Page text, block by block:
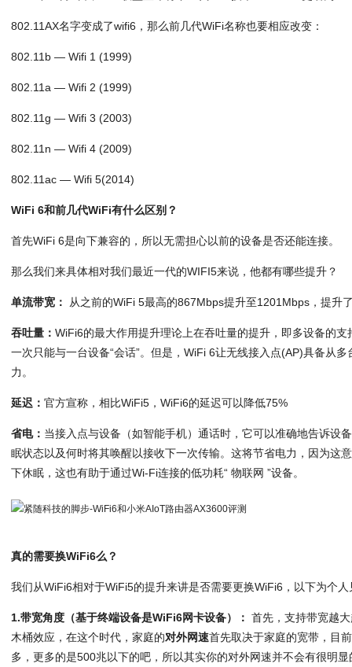
802.11AX名字变成了wifi6，那么前几代WiFi名称也要相应改变：
802.11b — Wifi 1 (1999)
802.11a — Wifi 2 (1999)
802.11g — Wifi 3 (2003)
802.11n — Wifi 4 (2009)
802.11ac — Wifi 5(2014)
WiFi 6和前几代WiFi有什么区别？
首先WiFi 6是向下兼容的，所以无需担心以前的设备是否还能连接。
那么我们来具体相对我们最近一代的WIFI5来说，他都有哪些提升？
单流带宽： 从之前的WiFi 5最高的867Mbps提升至1201Mbps，提升
吞吐量：WiFi6的最大作用提升理论上在吞吐量的提升，即多设备的
一次只能与一台设备“会话”。但是，WiFi 6让无线接入点(AP)具备从
力。
延迟：官方宣称，相比WiFi5，WiFi6的延迟可以降低75%
省电： 当接入点与设备（如智能手机）通话时，它可以准确地告诉设
眠状态以及何时将其唤醒以接收下一次传输。这将节省电力，因为这
下休眠，这也有助于通过Wi-Fi连接的低功耗“ 物联网 ”设备。
真的需要换WiFi6么？
我们从WiFi6相对于WiFi5的提升来讲是否需要更换WiFi6，以下为个人
1.带宽角度（基于终端设备是WiFi6网卡设备）： 首先，支持带宽越
木桶效应，在这个时代，家庭的对外网速首先取决于家庭的宽带，目
多，更多的是500兆以下的吧，所以其实你的对外网速并不会有很明